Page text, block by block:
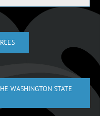
WASHINGTON STATE